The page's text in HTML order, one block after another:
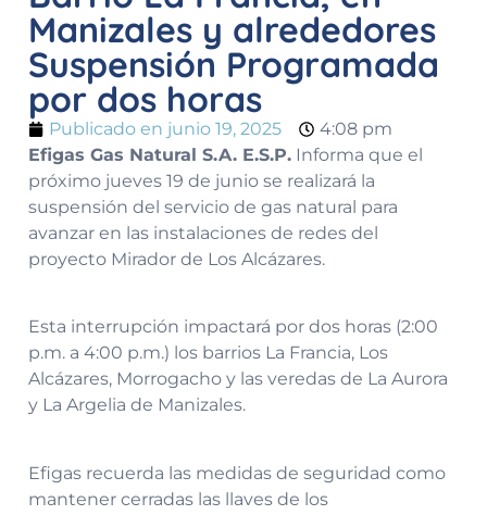
Manizales y alrededores
Suspensión Programada
por dos horas
Publicado en junio 19, 2025
4:08 pm
Efigas Gas Natural S.A. E.S.P. Informa que el
próximo jueves 19 de junio se realizará la
suspensión del servicio de gas natural para
avanzar en las instalaciones de redes del
proyecto Mirador de Los Alcázares.
Esta interrupción impactará por dos horas (2:00
p.m. a 4:00 p.m.) los barrios La Francia, Los
Alcázares, Morrogacho y las veredas de La Aurora
y La Argelia de Manizales.
Efigas recuerda las medidas de seguridad como
mantener cerradas las llaves de los